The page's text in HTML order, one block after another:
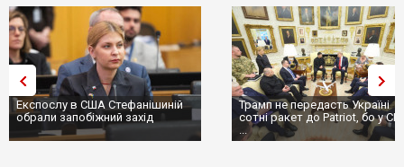
Експослу в США Стефанішиній
обрали запобіжний захід
Трамп не передасть Україні
сотні ракет до Patriot, бо у
...